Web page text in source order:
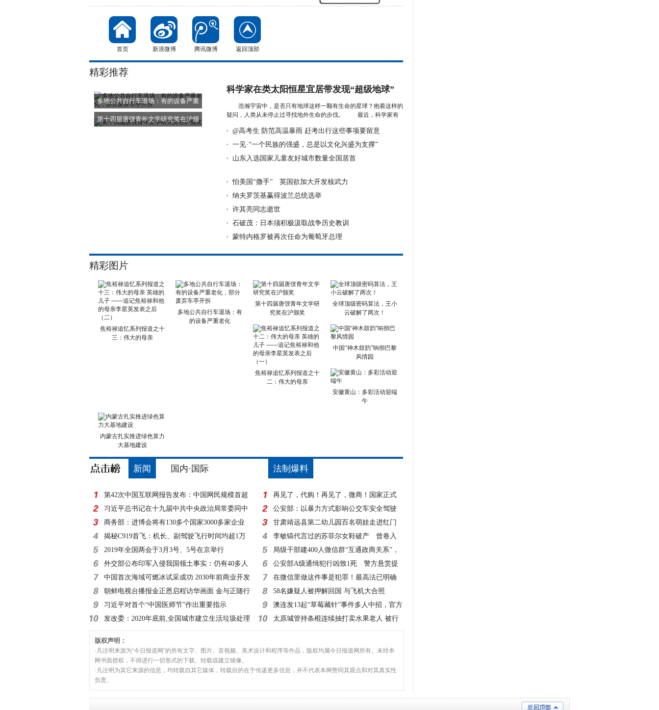
首页 新浪微博 腾讯微博 返回顶部
精彩推荐
多地公共自行车退场：有的设备严重
老化
第十四届唐弢青年文学研究奖在沪颁
科学家在类太阳恒星宜居带发现“超级地球”
浩瀚宇宙中，是否只有地球这样一颗有生命的星球？抱着这样的
疑问，人类从未停止过寻找地外生命的步伐。 最近，科学家有
@高考生 防范高温暴雨 赶考出行这些事项要留意
一见·“一个民族的强盛，总是以文化兴盛为支撑”
山东入选国家儿童友好城市数量全国居首
怕美国“撒手” 英国欲加大开发核武力
纳夫罗茨基赢得波兰总统选举
许其亮同志逝世
石破茂：日本须积极汲取战争历史教训
蒙特内格罗被再次任命为葡萄牙总理
精彩图片
焦裕禄追忆系列报道之十
三：伟大的母亲
多地公共自行车退场：有
的设备严重老化
第十四届唐弢青年文学研
究奖在沪颁奖
全球顶级密码算法，王小
云破解了两次！
焦裕禄追忆系列报道之十
二：伟大的母亲
中国“神木鼓韵”响彻巴黎
风情园
安徽黄山：多彩活动迎端
午
内蒙古扎实推进绿色算力
大基地建设
新闻 国内·国际
第42次中国互联网报告发布：中国网民规模首超
8亿
习近平总书记在十九届中共中央政治局常委同中
外记者见面时的讲
商务部：进博会将有130多个国家3000多家企业
参展
揭秘C919首飞：机长、副驾驶飞行时间均超1万
小时
2019年全国两会于3月3号、5号在京举行
外交部公布印军入侵我国领土事实：仍有40多人
滞留
中国首次海域可燃冰试采成功 2030年前商业开发
朝鲜电视台播报金正恩启程访华画面 金与正随行
习近平对首个“中国医师节”作出重要指示
发改委：2020年底前,全国城市建立生活垃圾处理
收费制度
法制爆料
再见了，代购！再见了，微商！国家正式
出手，1月1日起实施！
公安部：以暴力方式影响公交车安全驾驶
一律立案侦查
甘肃靖远县第二幼儿园百名萌娃走进红门
零距离体验消防
李敏镐代言过的苏菲尔女鞋破产 曾卷入
超50起诉讼
局级干部建400人微信群“互通政商关系”，
该查！
公安部A级通缉犯行凶致1死 警方悬赏提
高至20万元！
在微信里做这件事是犯罪！最高法已明确
58名嫌疑人被押解回国 与飞机大合照
澳连发13起“草莓藏针”事件多人中招，官方
建议：切碎再吃
太原城管持条棍连续抽打卖水果老人 被行
拘10日
版权声明：
·凡注明来源为“今日报道网”的所有文字、图片、音视频、美术设计和程序等作品，版权均属今日报道网所有。未经本
网书面授权，不得进行一切形式的下载、转载或建立镜像。
·凡注明为其它来源的信息，均转载自其它媒体，转载目的在于传递更多信息，并不代表本网赞同其观点和对其真实性
负责。